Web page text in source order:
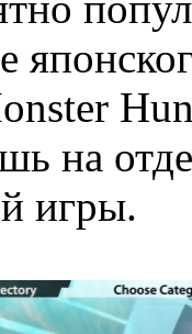
на
игры.